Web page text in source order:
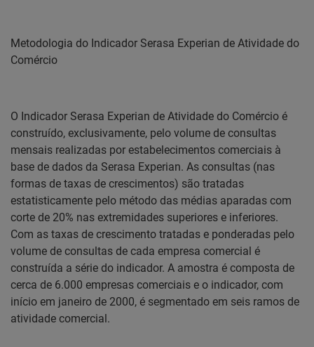
Metodologia do Indicador Serasa Experian de Atividade do
Comércio
O Indicador Serasa Experian de Atividade do Comércio é
construído, exclusivamente, pelo volume de consultas
mensais realizadas por estabelecimentos comerciais à
base de dados da Serasa Experian. As consultas (nas
formas de taxas de crescimentos) são tratadas
estatisticamente pelo método das médias aparadas com
corte de 20% nas extremidades superiores e inferiores.
Com as taxas de crescimento tratadas e ponderadas pelo
volume de consultas de cada empresa comercial é
construída a série do indicador. A amostra é composta de
cerca de 6.000 empresas comerciais e o indicador, com
início em janeiro de 2000, é segmentado em seis ramos de
atividade comercial.